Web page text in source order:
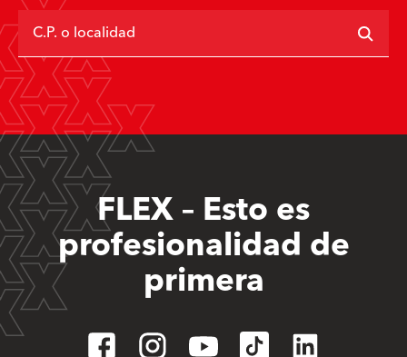
C.P. o localidad
FLEX – Esto es
profesionalidad de
primera